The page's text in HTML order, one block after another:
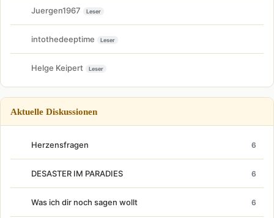
Juergen1967 Leser
intothedeeptime Leser
Helge Keipert Leser
Aktuelle Diskussionen
Herzensfragen 6
DESASTER IM PARADIES 6
Was ich dir noch sagen wollt 6